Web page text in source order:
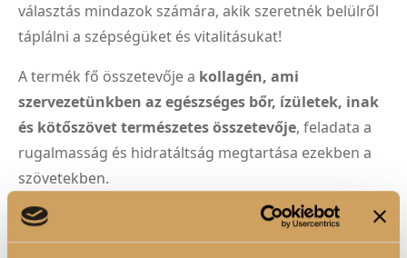
választás mindazok számára, akik szeretnék belülről
táplálni a szépségüket és vitalitásukat!
A termék fő összetevője a kollagén, ami
szervezetünkben az egészséges bőr, ízületek, inak
és kötőszövet természetes összetevője, feladata a
rugalmasság és hidratáltság megtartása ezekben a
szövetekben.
A COLLAGEN SHOT praktikus 60 ml-es kiszerelésű
folyékony étrend-kiegészítő, amely könnyen